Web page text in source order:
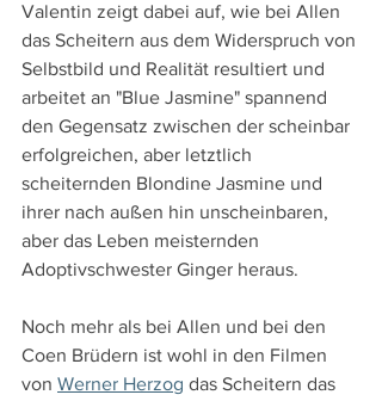
Valentin zeigt dabei auf, wie bei Allen
das Scheitern aus dem Widerspruch von
Selbstbild und Realität resultiert und
arbeitet an "Blue Jasmine" spannend
den Gegensatz zwischen der scheinbar
erfolgreichen, aber letztlich
scheiternden Blondine Jasmine und
ihrer nach außen hin unscheinbaren,
aber das Leben meisternden
Adoptivschwester Ginger heraus.
Noch mehr als bei Allen und bei den
Coen Brüdern ist wohl in den Filmen
von Werner Herzog das Scheitern das